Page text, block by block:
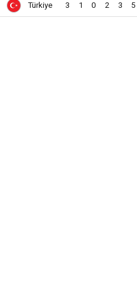
Türkiye 3 1 0 2 3 5